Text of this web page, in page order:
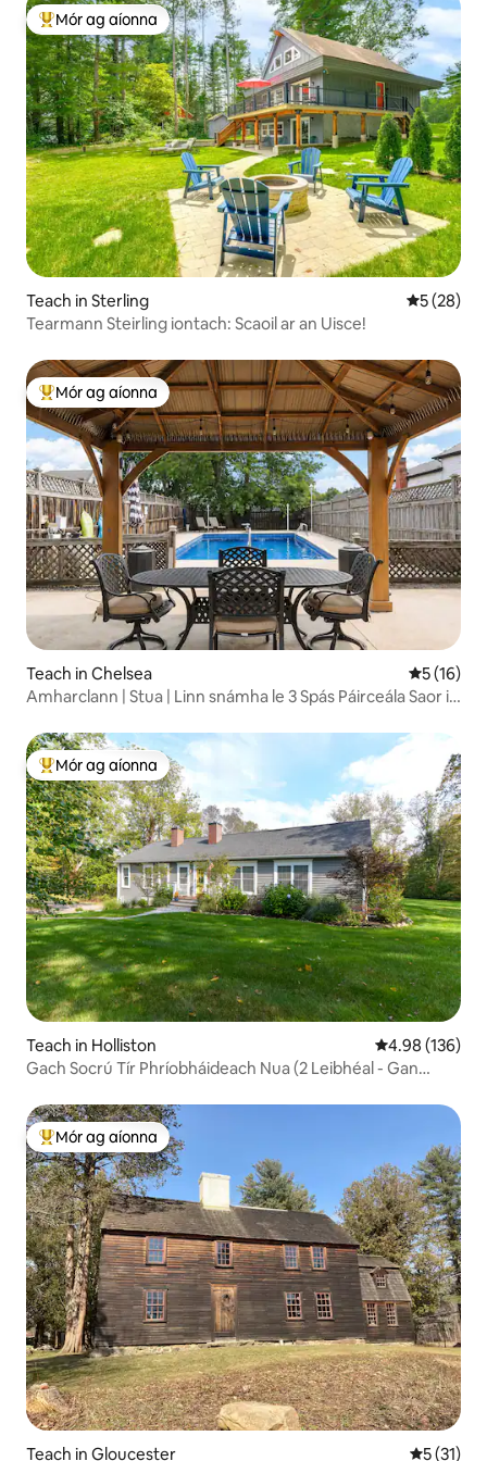
An-mhór ag aíonna
Mór ag aíonna
Teach in Sterling
5 (28)
Tearmann Steirling iontach: Scaoil ar an Uisce!
An-mhór ag aíonna
Mór ag aíonna
Teach in Chelsea
5 (16)
Amharclann | Stua | Linn snámha le 3 Spás Páirceála Saor in
An-mhór ag aíonna
Mór ag aíonna
Teach in Holliston Meánrátáil
4.98 (136)
Gach Socrú Tír Phríobháideach Nua (2 Leibhéal - Gan
An-mhór ag aíonna
Mór ag aíonna
Teach in Gloucester 5 (31)